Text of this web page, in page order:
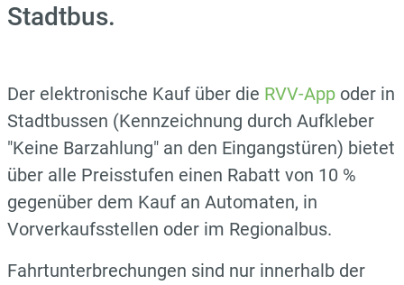
Stadtbus.
Der elektronische Kauf über die RVV-App oder in
Stadtbussen (Kennzeichnung durch Aufkleber
"Keine Barzahlung" an den Eingangstüren) bietet
über alle Preisstufen einen Rabatt von 10 %
gegenüber dem Kauf an Automaten, in
Vorverkaufsstellen oder im Regionalbus.
Fahrtunterbrechungen sind nur innerhalb der